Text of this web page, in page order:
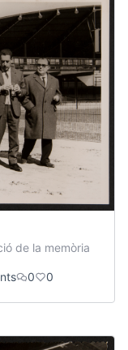
de la memòria
0 0